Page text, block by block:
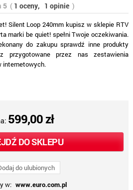
5( 1 oceny, 1 opinie )
Silent Loop 240mm kupisz w sklepie RTV
marki be quiet! spełni Twoje oczekiwania.
do zakupu sprawdź inne produkty
przygotowane przez nas zestawienia
internetowych.
599,00 zł
DO SKLEPU
do ulubionych
w: www.euro.com.pl